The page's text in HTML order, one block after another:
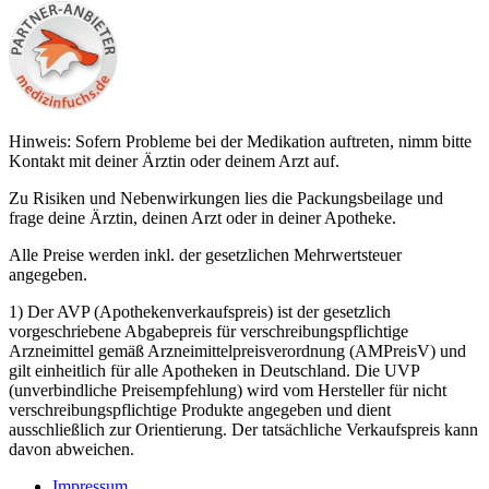
Hinweis: Sofern Probleme bei der Medikation auftreten, nimm bitte
Kontakt mit deiner Ärztin oder deinem Arzt auf.
Zu Risiken und Nebenwirkungen lies die Packungsbeilage und
frage deine Ärztin, deinen Arzt oder in deiner Apotheke.
Alle Preise werden inkl. der gesetzlichen Mehrwertsteuer
angegeben.
1) Der AVP (Apothekenverkaufspreis) ist der gesetzlich
vorgeschriebene Abgabepreis für verschreibungspflichtige
Arzneimittel gemäß Arzneimittelpreisverordnung (AMPreisV) und
gilt einheitlich für alle Apotheken in Deutschland. Die UVP
(unverbindliche Preisempfehlung) wird vom Hersteller für nicht
verschreibungspflichtige Produkte angegeben und dient
ausschließlich zur Orientierung. Der tatsächliche Verkaufspreis kann
davon abweichen.